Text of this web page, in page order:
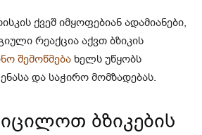
ქვეშ იმყოფებიან ადამიანები,
რეაქცია აქვთ ბზიკის
შემოწმება ხელს უწყობს
და საჭირო მომზადებას.
ბზიკების